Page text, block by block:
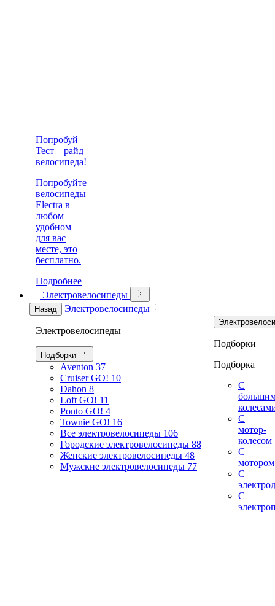
Попробуй
Тест – райд
велосипеда!
Попробуйте
велосипеды
Electra в
любом
удобном
для вас
месте, это
бесплатно.
Подробнее
Электровелосипеды
Назад Электровелосипеды
Электровелосипеды
Подборки
Aventon 37
Cruiser GO! 10
Dahon 8
Loft GO! 11
Ponto GO! 4
Townie GO! 16
Все электровелосипеды 106
Городские электровелосипеды 88
Женские электровелосипеды 48
Мужские электровелосипеды 77
Подборки
Подборка
С
С
мотор-
колесом
С
мотором
С
С